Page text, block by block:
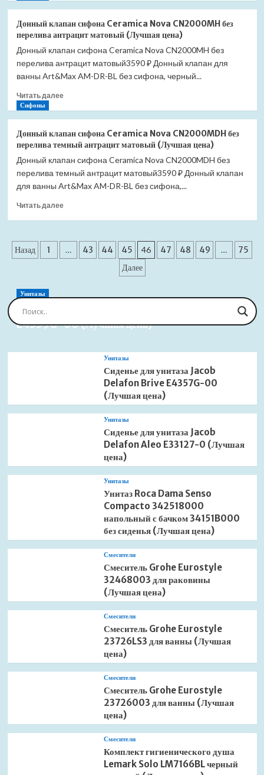
клапан
сифона
Ceramica
Nova
CN2000ML
перелива
матовый
(Лучшая
цена)
Донный клапан сифона Ceramica Nova CN2000MH без
перелива антрацит матовый (Лучшая цена)
Донный клапан сифона Ceramica Nova CN2000MH без
перелива антрацит матовый3590 ₽ Донный клапан для
ванны Art&Max AM-DR-BL без сифона, черный...
Читать далееПрочитать
клапан
сифона
Ceramica
Nova
CN2000MH
перелива
(Лучшая
цена)
Сифоны
Донный клапан сифона Ceramica Nova CN2000MDH без
перелива темный антрацит матовый (Лучшая цена)
Донный клапан сифона Ceramica Nova CN2000MDH без
перелива темный антрацит матовый3590 ₽ Донный клапан
для ванны Art&Max AM-DR-BL без сифона,...
Читать далееПрочитать
клапан
сифона
темный
Пагинация
Назад 1 … 43 44 45 46 47 48 49 …
75
Далее
Унитазы
Сиденье для унитаза Jacob Delafon Brive
E4359G-00 (Лучшая цена)
Унитазы
Сиденье для унитаза Jacob
Delafon Brive E4357G-00
(Лучшая цена)
Унитазы
Сиденье для унитаза Jacob
Delafon Aleo E33127-0 (Лучшая
цена)
Унитазы
Унитаз Roca Dama Senso
Compacto 342518000
напольный с бачком 34151B000
без сиденья (Лучшая цена)
Смесители
Смеситель Grohe Eurostyle
32468003 для раковины
(Лучшая цена)
Смесители
Смеситель Grohe Eurostyle
23726LS3 для ванны (Лучшая
цена)
Смесители
Смеситель Grohe Eurostyle
23726003 для ванны (Лучшая
цена)
Смесители
Комплект гигиенического душа
Lemark Solo LM7166BL черный